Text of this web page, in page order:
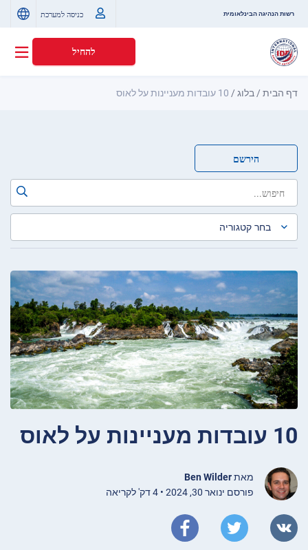
רשות הנהיגה הבינלאומית כניסה למערכת
להחיל
דף הבית/ בלוג/ 10 עובדות מעניינות על לאוס
הירשם
10 עובדות מעניינות על לאוס
מאתBen Wilder
פורסם ינואר 30, 2024 • 4 דק' לקריאה